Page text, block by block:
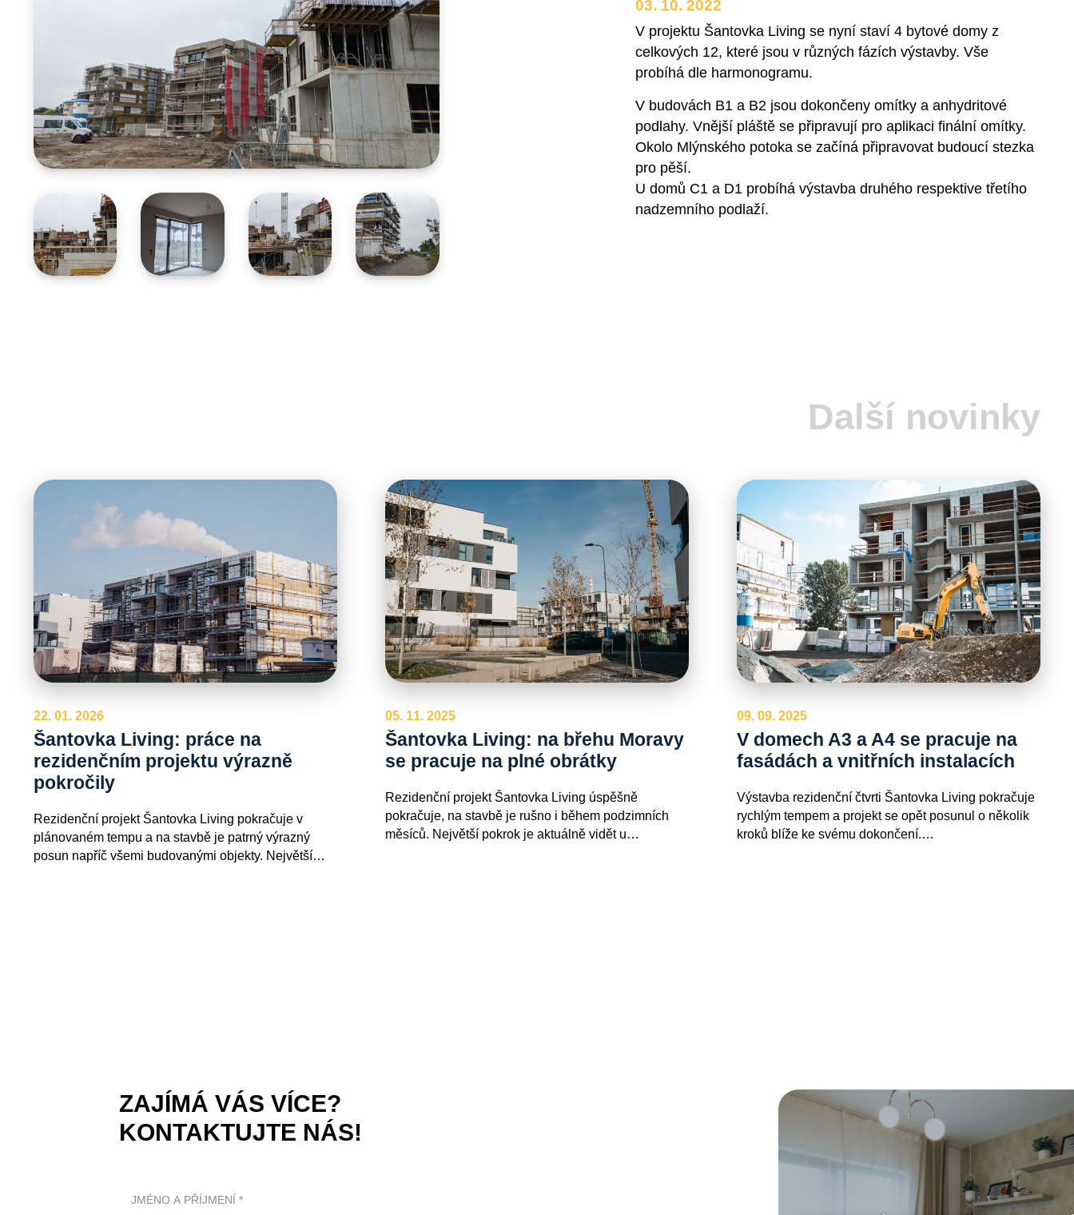
03. 10. 2022
V projektu Šantovka Living se nyní staví 4 bytové domy z
celkových 12, které jsou v různých fázích výstavby. Vše
probíhá dle harmonogramu.
V budovách B1 a B2 jsou dokončeny omítky a anhydritové
podlahy. Vnější pláště se připravují pro aplikaci finální omítky.
Okolo Mlýnského potoka se začíná připravovat budoucí stezka
pro pěší.
U domů C1 a D1 probíhá výstavba druhého respektive třetího
nadzemního podlaží.
Další novinky
22. 01. 2026
Šantovka Living: práce na
rezidenčním projektu výrazně
pokročily
Rezidenční projekt Šantovka Living pokračuje v
plánovaném tempu a na stavbě je patrný výrazný
posun napříč všemi budovanými objekty. Největší…
05. 11. 2025
Šantovka Living: na břehu Moravy
se pracuje na plné obrátky
Rezidenční projekt Šantovka Living úspěšně
pokračuje, na stavbě je rušno i během podzimních
měsíců. Největší pokrok je aktuálně vidět u…
09. 09. 2025
V domech A3 a A4 se pracuje na
fasádách a vnitřních instalacích
Výstavba rezidenční čtvrti Šantovka Living pokračuje
rychlým tempem a projekt se opět posunul o několik
kroků blíže ke svému dokončení.…
ZAJÍMÁ VÁS VÍCE?
KONTAKTUJTE NÁS!